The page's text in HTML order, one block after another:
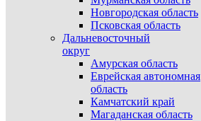
Новгородская область
Псковская область
Дальневосточный
округ
Амурская область
Еврейская автономная
область
Камчатский край
Магаданская область